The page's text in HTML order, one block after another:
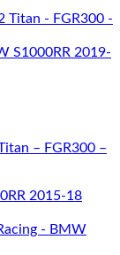
– FGR300 –